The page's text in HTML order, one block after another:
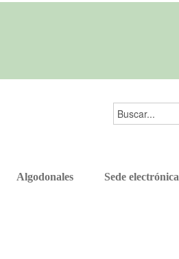
Buscar...
Algodonales Sede electrónica